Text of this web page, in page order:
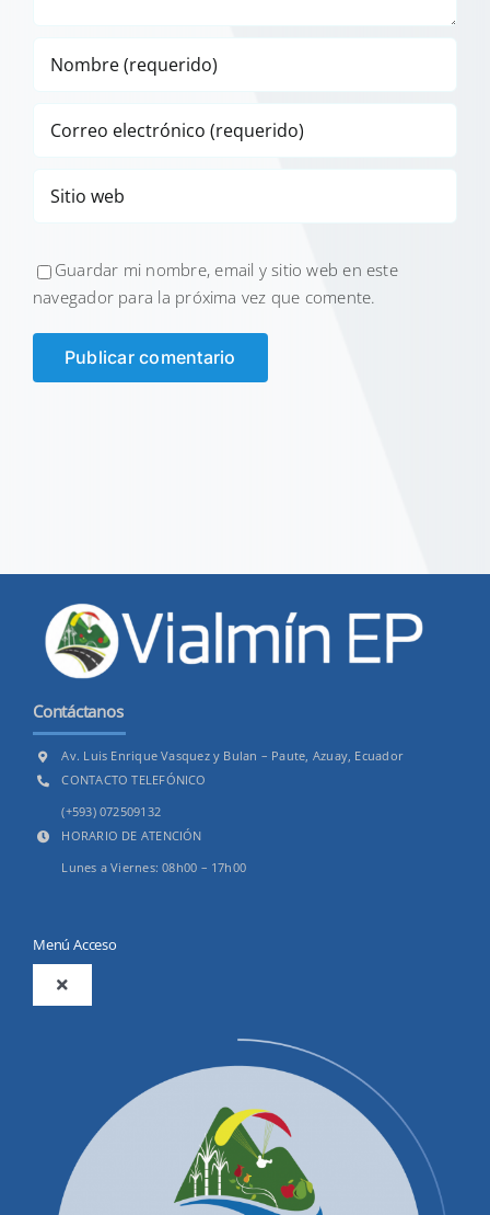
Guardar mi nombre, email y sitio web en este
navegador para la próxima vez que comente.
Contáctanos
Av. Luis Enrique Vasquez y Bulan – Paute, Azuay, Ecuador
CONTACTO TELEFÓNICO
(+593) 072509132
HORARIO DE ATENCIÓN
Lunes a Viernes: 08h00 – 17h00
Menú Acceso
Toggle
Productos y Servicios
Convocatorias Precalificación